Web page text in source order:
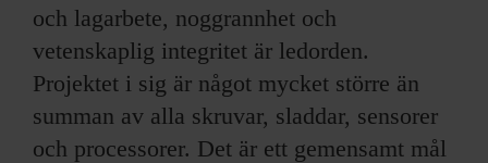
och lagarbete, noggrannhet och
vetenskaplig integritet är ledorden.
Projektet i sig är något mycket större än
summan av alla skruvar, sladdar, sensorer
och processorer. Det är ett gemensamt mål